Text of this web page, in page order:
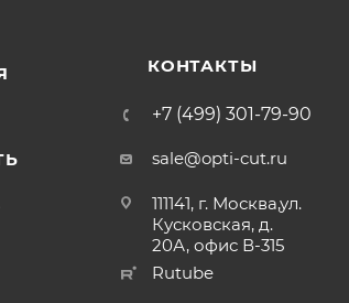
КОНТАКТЫ
+7 (499) 301-79-90
sale@opti-cut.ru
111141, г. Москва,ул.
Кусковская, д.
20А, офис В-315
Rutube